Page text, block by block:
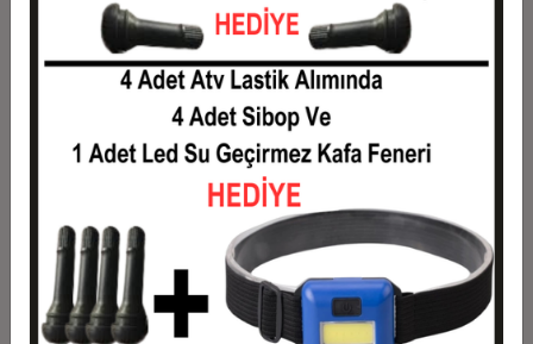
3.715,31 TL
26.007,14 TL
3.307,43 TL
26.459,44 TL
2.990,19 TL
26.911,73 TL
2.736,40 TL
2.508,20 TL
28.042,48 TL
Taksit Taksit Tutarı
Toplam Tutar